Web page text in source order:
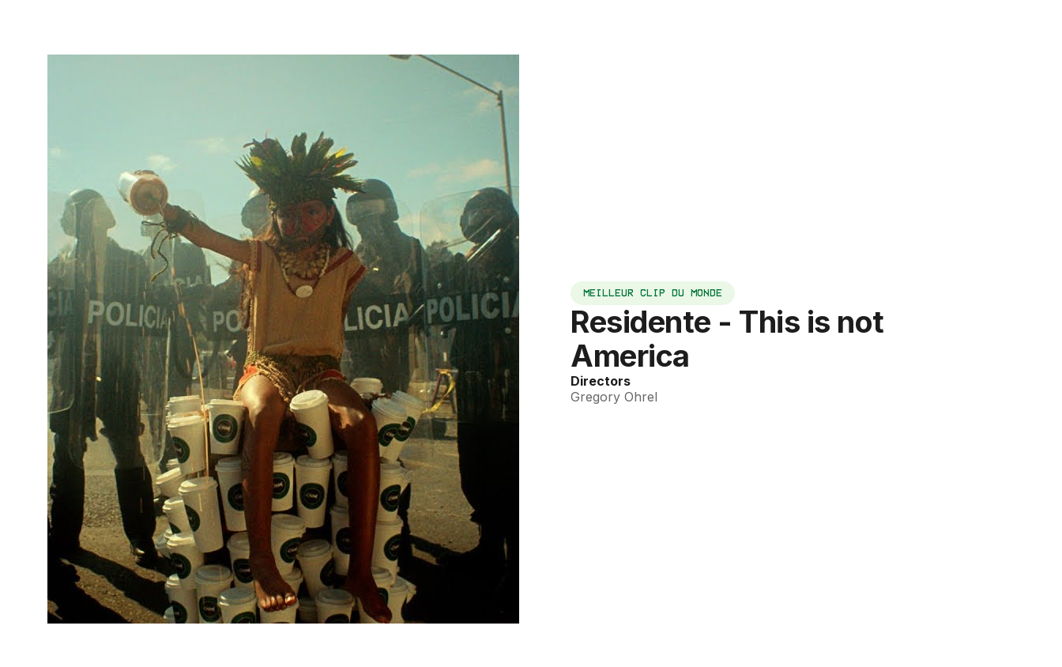
MEILLEUR CLIP DU MONDE
Residente - This is not
America
Directors
Gregory Ohrel